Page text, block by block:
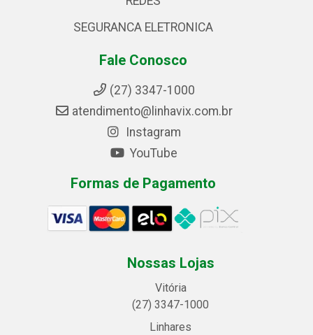
SEGURANCA ELETRONICA
Fale Conosco
(27) 3347-1000
atendimento@linhavix.com.br
Instagram
YouTube
Formas de Pagamento
Nossas Lojas
Vitória
(27) 3347-1000
Linhares